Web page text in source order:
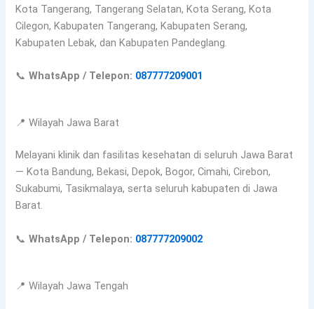
Kota Tangerang, Tangerang Selatan, Kota Serang, Kota
Cilegon, Kabupaten Tangerang, Kabupaten Serang,
Kabupaten Lebak, dan Kabupaten Pandeglang.
📞WhatsApp / Telepon: 087777209001
📍 Wilayah Jawa Barat
Melayani klinik dan fasilitas kesehatan di seluruh Jawa Barat
— Kota Bandung, Bekasi, Depok, Bogor, Cimahi, Cirebon,
Sukabumi, Tasikmalaya, serta seluruh kabupaten di Jawa
Barat.
📞WhatsApp / Telepon: 087777209002
📍 Wilayah Jawa Tengah